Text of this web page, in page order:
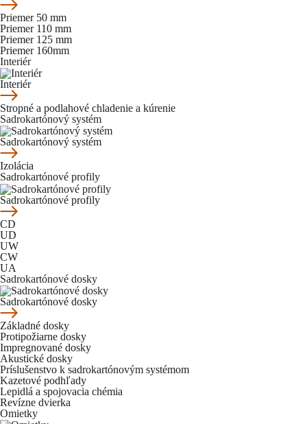
Priemer 50 mm
Priemer 110 mm
Priemer 125 mm
Priemer 160mm
Interiér
Interiér
Stropné a podlahové chladenie a kúrenie
Sadrokartónový systém
Sadrokartónový systém
Izolácia
Sadrokartónové profily
Sadrokartónové profily
CD
UD
UW
CW
UA
Sadrokartónové dosky
Sadrokartónové dosky
Základné dosky
Protipožiarne dosky
Impregnované dosky
Akustické dosky
Príslušenstvo k sadrokartónovým systémom
Kazetové podhľady
Lepidlá a spojovacia chémia
Revízne dvierka
Omietky